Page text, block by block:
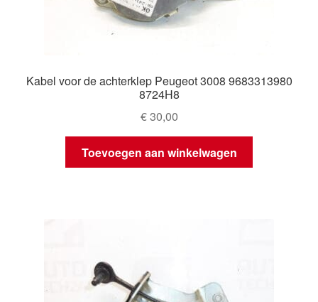
Kabel voor de achterklep Peugeot 3008 9683313980
8724H8
€30,00
Toevoegen aan winkelwagen